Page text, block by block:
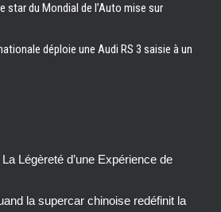
star du Mondial de l’Auto mise sur
déploie une Audi RS 3 saisie à un
Légèreté d’une Expérience de
la supercar chinoise redéfinit la